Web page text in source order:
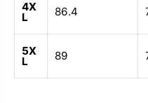
4X
L 86.4
5X
L 89